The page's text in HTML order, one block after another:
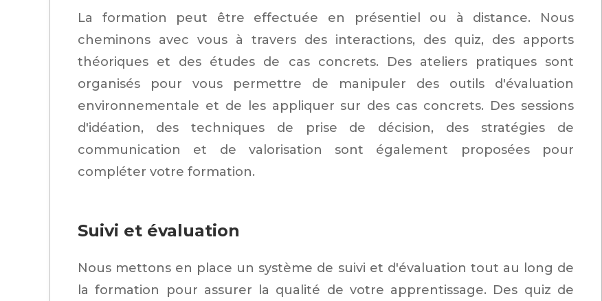
La formation peut être effectuée en présentiel ou à distance. Nous
cheminons avec vous à travers des interactions, des quiz, des apports
théoriques et des études de cas concrets. Des ateliers pratiques sont
organisés pour vous permettre de manipuler des outils d'évaluation
environnementale et de les appliquer sur des cas concrets. Des sessions
d'idéation, des techniques de prise de décision, des stratégies de
communication et de valorisation sont également proposées pour
compléter votre formation.
Suivi et évaluation
Nous mettons en place un système de suivi et d'évaluation tout au long de
la formation pour assurer la qualité de votre apprentissage. Des quiz de